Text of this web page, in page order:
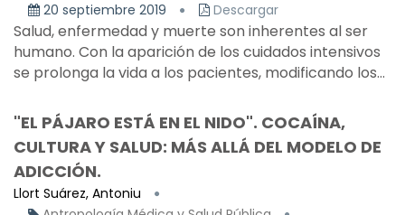
20 septiembre 2019
Descargar
Salud, enfermedad y muerte son inherentes al ser
humano. Con la aparición de los cuidados intensivos
se prolonga la vida a los pacientes, modificando los...
"EL PÁJARO ESTÁ EN EL NIDO". COCAÍNA,
CULTURA Y SALUD: MÁS ALLÁ DEL MODELO DE
ADICCIÓN.
Llort Suárez, Antoniu